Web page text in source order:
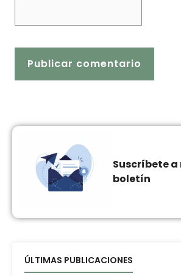
Suscríbete
boletín
ÚLTIMAS PUBLICACIONES